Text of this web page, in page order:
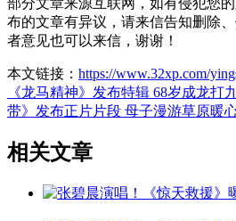
布的文章有异议，请来信告知删除
者意见也可以来信，谢谢！
本文链接： https://www.32xp.com/
《龙马精神》发布特辑 68岁成龙打
带》发布正片片段 母子漫游草原暖
相关文章